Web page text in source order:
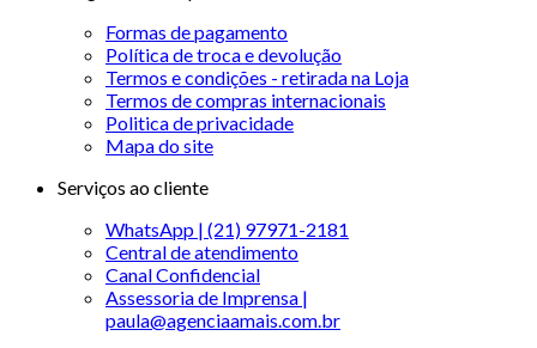
Formas de pagamento
Política de troca e devolução
Termos e condições - retirada na Loja
Termos de compras internacionais
Politica de privacidade
Mapa do site
Serviços ao cliente
WhatsApp | (21) 97971-2181
Central de atendimento
Canal Confidencial
Assessoria de Imprensa |
paula@agenciaamais.com.br